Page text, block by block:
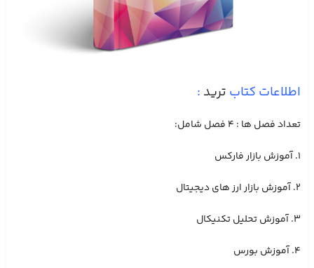
اطلاعات کتاب ترید :
تعداد فصل ها : ۴ فصل شامل:
۱. آموزش بازار فارکس
۲. آموزش بازار ارز های دیجیتال
۳. آموزش تحلیل تکنیکال
۴. آموزش بورس